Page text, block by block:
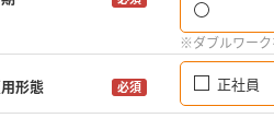
※ダブルワーク
形態 必須 正社員